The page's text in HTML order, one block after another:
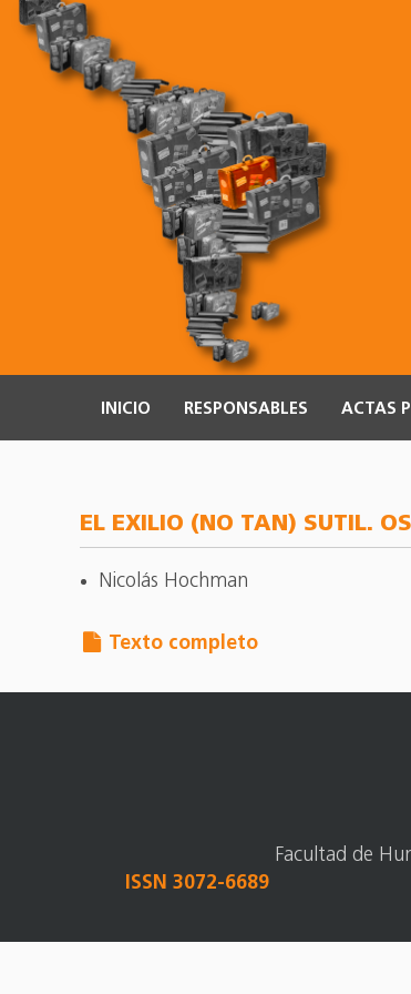
INICIO RESPONSABLES ACTAS
EL EXILIO (NO TAN) SUTIL.
Nicolás Hochman
Texto completo
ISSN 3072-6689
Facultad de